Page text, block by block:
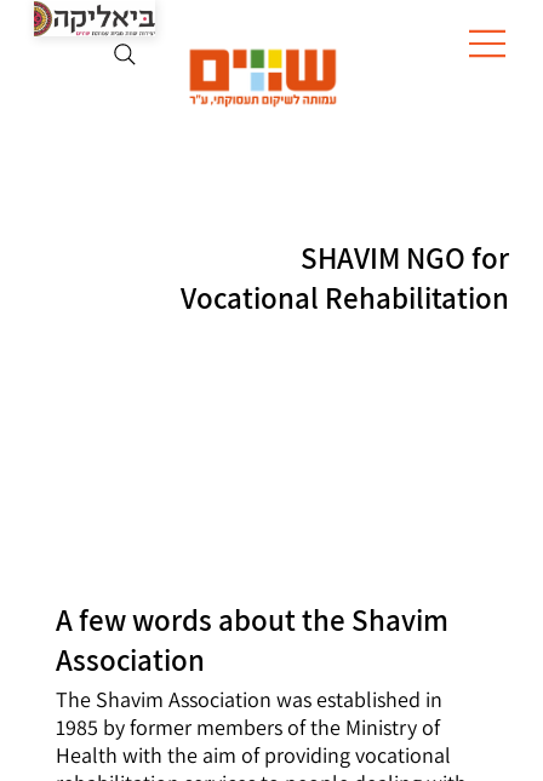
SHAVIM NGO for
Vocational Rehabilitation
A few words about the Shavim
Association
The Shavim Association was established in
1985 by former members of the Ministry of
Health with the aim of providing vocational